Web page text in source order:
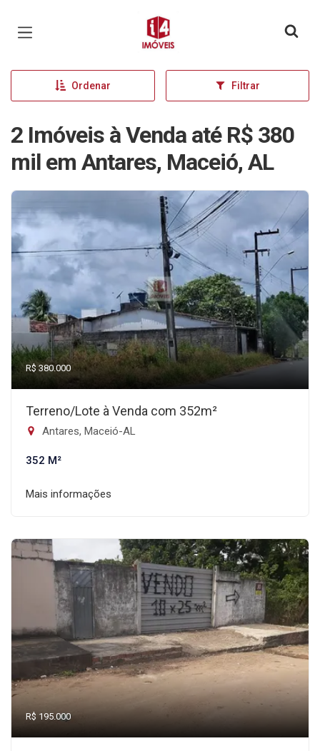
Página inicial
Ordenar Filtrar
2 Imóveis à Venda até R$ 380
mil em Antares, Maceió, AL
R$ 380.000
Terreno/Lote à Venda com 352m²
Antares, Maceió-AL
352 M²
Mais informações
R$ 195.000